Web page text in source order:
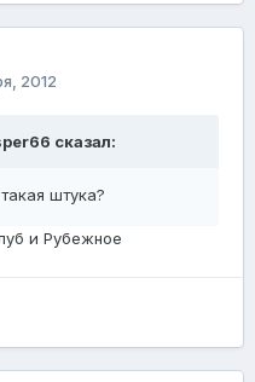
2012
сказал:
штука?
и Рубежное